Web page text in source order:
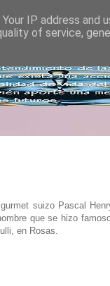
suizo Pascal
que se hizo
en Rosas.
IP address and
of service,